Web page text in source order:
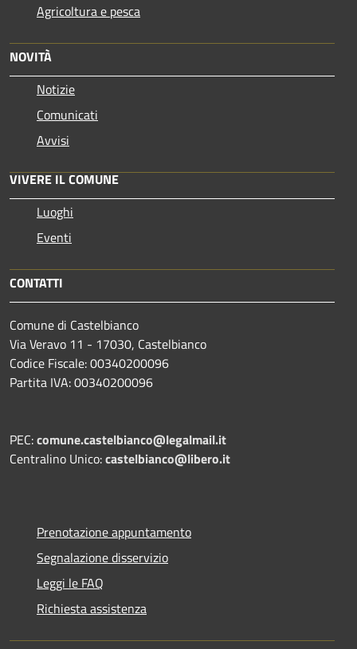
Agricoltura e pesca
NOVITÀ
Notizie
Comunicati
Avvisi
VIVERE IL COMUNE
Luoghi
Eventi
CONTATTI
Comune di Castelbianco
Via Veravo 11 - 17030, Castelbianco
Codice Fiscale: 00340200096
Partita IVA: 00340200096
PEC:comune.castelbianco@legalmail.it
Centralino Unico:castelbianco@libero.it
Prenotazione appuntamento
Segnalazione disservizio
Leggi le FAQ
Richiesta assistenza